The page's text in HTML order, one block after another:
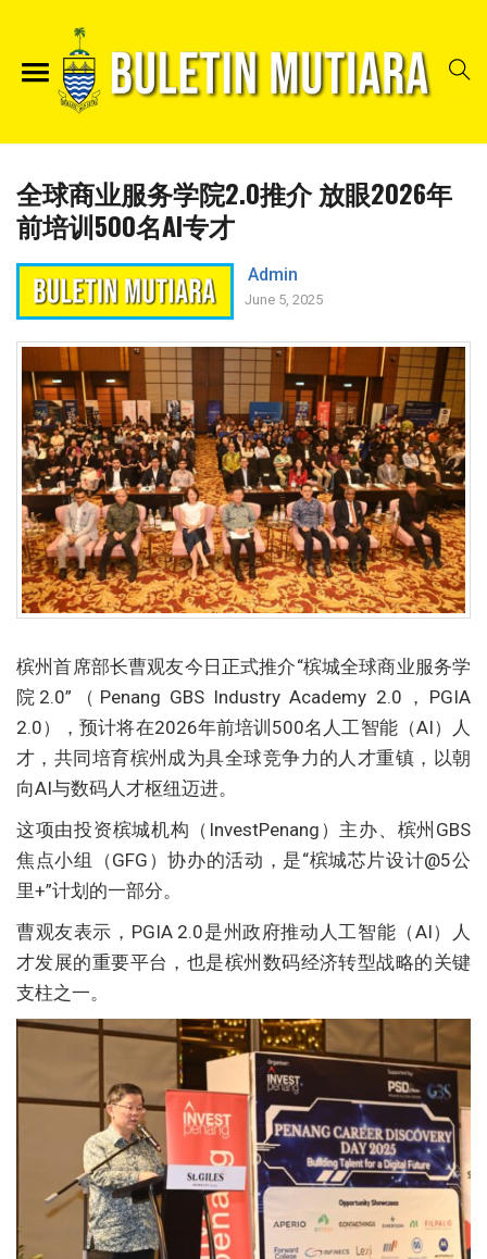
全球商业服务学院2.0推介 放眼2026年
前培训500名AI专才
Admin
June 5, 2025
槟州首席部长曹观友今日正式推介“槟城全球商业服务学
院2.0”（Penang GBS Industry Academy 2.0，PGIA
2.0），预计将在2026年前培训500名人工智能（AI）人
才，共同培育槟州成为具全球竞争力的人才重镇，以朝
向AI与数码人才枢纽迈进。
这项由投资槟城机构（InvestPenang）主办、槟州GBS
焦点小组（GFG）协办的活动，是“槟城芯片设计@5公
里+”计划的一部分。
曹观友表示，PGIA 2.0是州政府推动人工智能（AI）人
才发展的重要平台，也是槟州数码经济转型战略的关键
支柱之一。